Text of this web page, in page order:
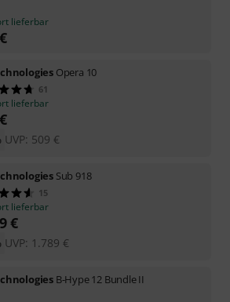
lieferbar
€
Opera 10
61
lieferbar
€
UVP: 509 €
Sub 918
15
lieferbar
€
UVP: 1.789 €
B-Hype 12 Bundle II